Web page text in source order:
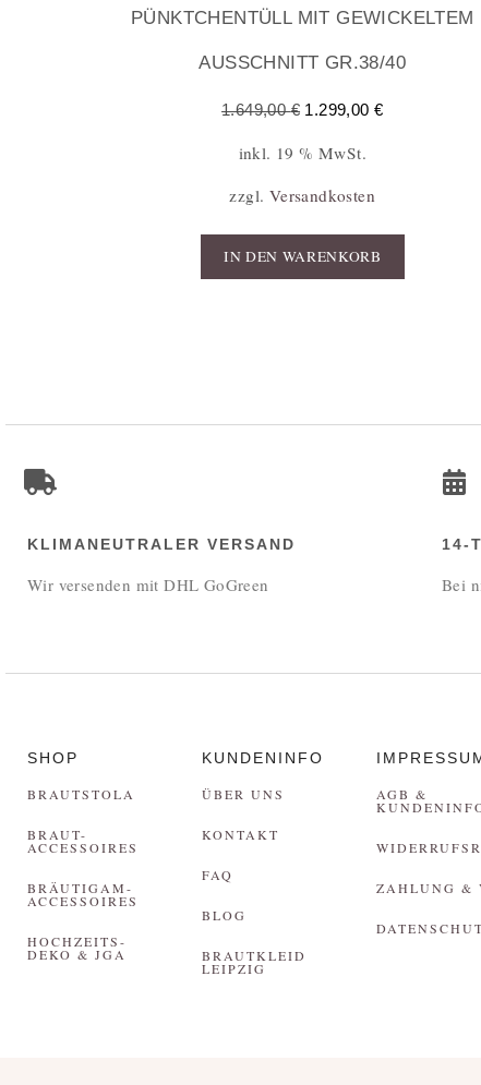
PÜNKTCHENTÜLL MIT GEWICKELTEM
AUSSCHNITT GR.38/40
1.649,00€ 1.299,00€
inkl. 19 % MwSt.
zzgl. Versandkosten
IN DEN WARENKORB
KLIMANEUTRALER VERSAND
Wir versenden mit DHL GoGreen
14-
Bei
SHOP
BRAUTSTOLA
BRAUT-
ACCESSOIRES
BRÄUTIGAM-
ACCESSOIRES
HOCHZEITS-
DEKO & JGA
KUNDENINFO
ÜBER UNS
KONTAKT
FAQ
BLOG
BRAUTKLEID
LEIPZIG
AGB &
ZAHLUNG &